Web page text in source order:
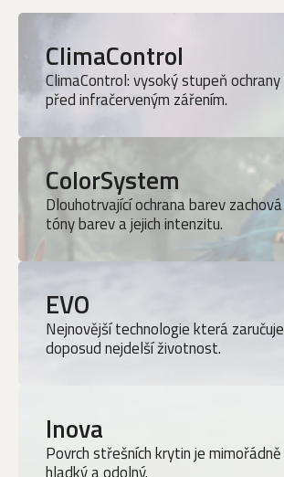
ClimaControl
ClimaControl: vysoký stupeň ochrany
před infračerveným zářením.
ColorSystem
Dlouhotrvající ochrana barev zachová
tóny barev a jejich intenzitu.
EVO
Nejnovější technologie která zaručuje
doposud nejdelší životnost.
Inova
Povrch střešních krytin je mimořádně